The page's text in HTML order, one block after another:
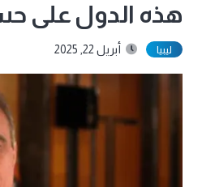
هذه الدول على
ليبيا أبريل 22, 2025